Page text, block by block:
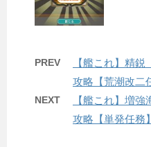
PREV
【艦これ】精
攻略【荒潮改二
NEXT
【艦これ】増
攻略【単発任務】